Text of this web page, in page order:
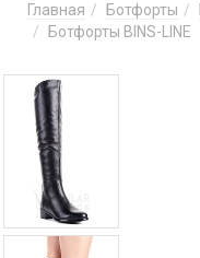
Главная Ботфорты
Ботфорты BINS-LINE